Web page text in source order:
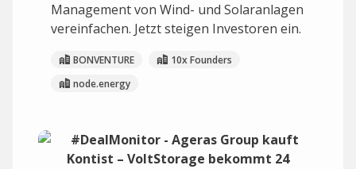
Management von Wind- und Solaranlagen
vereinfachen. Jetzt steigen Investoren ein.
BONVENTURE
10x Founders
node.energy